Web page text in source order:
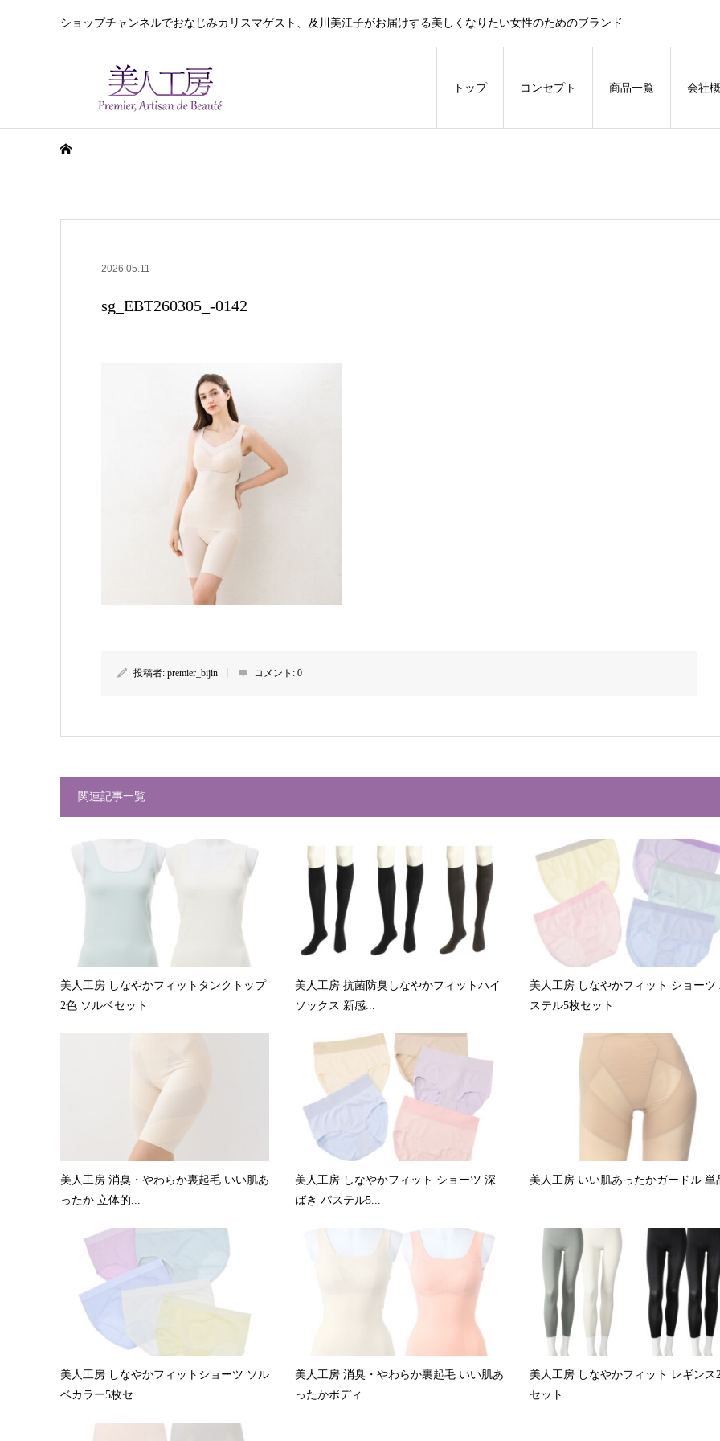
ショップチャンネルでおなじみカリスマゲスト、及川美江子がお届けする美しくなりたい女性のためのブランド
トップ コンセプト 商品一覧 会社
2026.05.11
sg_EBT260305_-0142
投稿者: premier_bijin コメント: 0
関連記事一覧
美人工房 しなやかフィットタンクトップ
2色 ソルベセット
美人工房 抗菌防臭しなやかフィットハイ
ソックス 新感...
美人工房 しなやかフィット ショーツ
ステル5枚セット
美人工房 消臭・やわらか裏起毛 いい肌あ
ったか 立体的...
美人工房 しなやかフィット ショーツ 深
ばき パステル5...
美人工房 いい肌あったかガードル 単
美人工房 しなやかフィットショーツ ソル
ベカラー5枚セ...
美人工房 消臭・やわらか裏起毛 いい肌あ
ったかボディ...
美人工房 しなやかフィット レギンス
セット